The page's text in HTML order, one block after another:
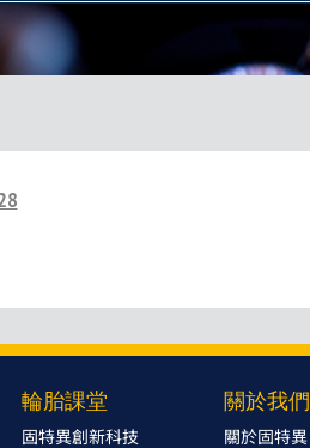
輪胎課堂
固特異創新科技
關於我們
關於固特異